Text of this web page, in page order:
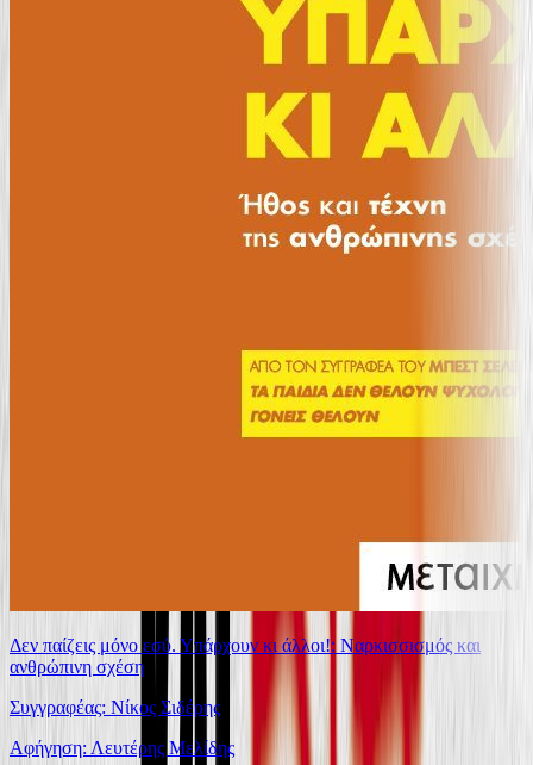
Δεν παίζεις μόνο εσύ. Υπάρχουν κι άλλοι!: Ναρκισσισμός και
ανθρώπινη σχέση
Συγγραφέας: Νίκος Σιδέρης
Αφήγηση: Λευτέρης Μελίδης